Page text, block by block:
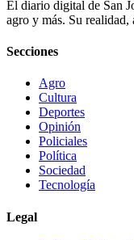
El diario digital de San
agro y más. Su realidad,
Secciones
Agro
Cultura
Deportes
Opinión
Policiales
Política
Sociedad
Tecnología
Legal